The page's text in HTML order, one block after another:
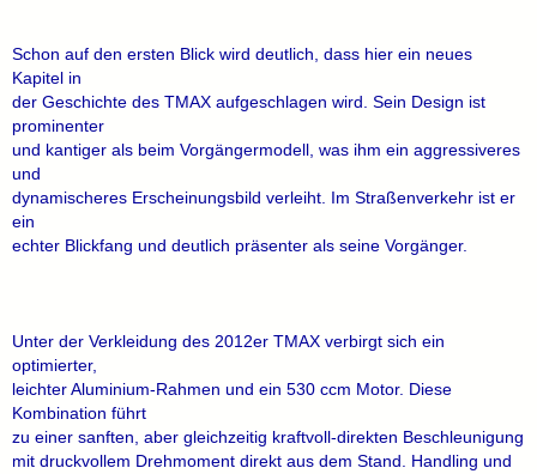
Schon auf den ersten Blick wird deutlich, dass hier ein neues
Kapitel in
der Geschichte des TMAX aufgeschlagen wird. Sein Design ist
prominenter
und kantiger als beim Vorgängermodell, was ihm ein aggressiveres
und
dynamischeres Erscheinungsbild verleiht. Im Straßenverkehr ist er
ein
echter Blickfang und deutlich präsenter als seine Vorgänger.
Unter der Verkleidung des 2012er TMAX verbirgt sich ein
optimierter,
leichter Aluminium-Rahmen und ein 530 ccm Motor. Diese
Kombination führt
zu einer sanften, aber gleichzeitig kraftvoll-direkten Beschleunigung
mit druckvollem Drehmoment direkt aus dem Stand. Handling und